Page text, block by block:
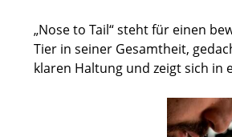
„Nose to Tail“ steht für einen
Tier in seiner Gesamtheit,
klaren Haltung und zeigt sich